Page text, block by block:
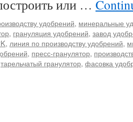
или …
удобрений, минеральные
, грануляция удобрений, завод
, линия по производству удобрений,
, пресс-гранулятор,
тарельчатый гранулятор, фасовка